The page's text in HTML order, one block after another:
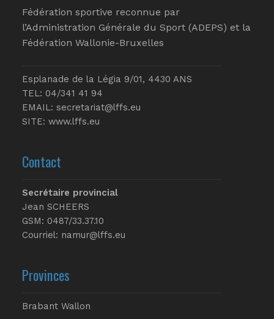
Fédération sportive reconnue par
l’Administration Générale du Sport (ADEPS) et la
Fédération Wallonie-Bruxelles
Esplanade de la Légia 9/01, 4430 ANS
TEL: 04/341 41 94
EMAIL: secretariat@lffs.eu
SITE: www.lffs.eu
Contact
Secrétaire provincial
Jean SCHEERS
GSM: 0487/33.37.10
Courriel: namur@lffs.eu
Provinces
Brabant Wallon